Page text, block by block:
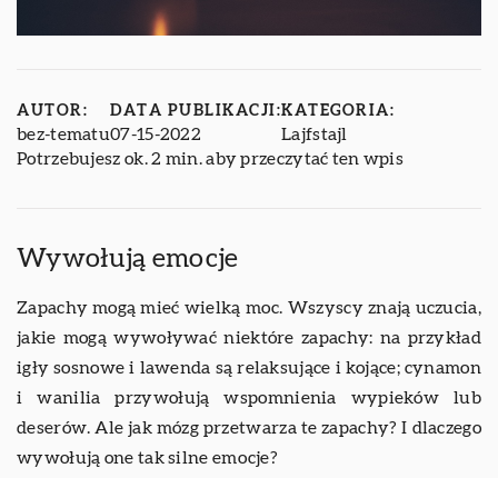
AUTOR:
bez-tematu
DATA PUBLIKACJI:
07-15-2022
KATEGORIA:
Lajfstajl
Potrzebujesz ok. 2 min. aby przeczytać ten wpis
Wywołują emocje
Zapachy mogą mieć wielką moc. Wszyscy znają uczucia,
jakie mogą wywoływać niektóre zapachy: na przykład
igły sosnowe i lawenda są relaksujące i kojące; cynamon
i wanilia przywołują wspomnienia wypieków lub
deserów. Ale jak mózg przetwarza te zapachy? I dlaczego
wywołują one tak silne emocje?